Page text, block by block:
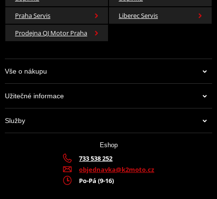
Praha Servis
Liberec Servis
Prodejna QJ Motor Praha
Vše o nákupu
Užitečné informace
Služby
Eshop
733 538 252
objednavka@k2moto.cz
Po-Pá (9-16)